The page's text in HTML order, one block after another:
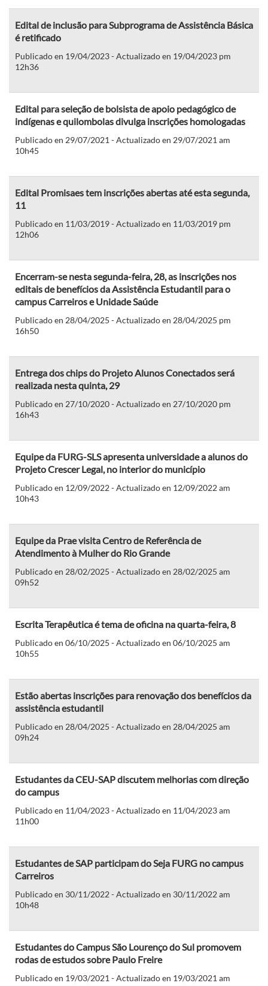
Edital de inclusão para Subprograma de Assistência Básica
é retificado
Publicado en 19/04/2023 - Actualizado en 19/04/2023 pm
12h36
Edital para seleção de bolsista de apoio pedagógico de
indígenas e quilombolas divulga inscrições homologadas
Publicado en 29/07/2021 - Actualizado en 29/07/2021 am
10h45
Edital Promisaes tem inscrições abertas até esta segunda,
11
Publicado en 11/03/2019 - Actualizado en 11/03/2019 pm
12h06
Encerram-se nesta segunda-feira, 28, as inscrições nos
editais de benefícios da Assistência Estudantil para o
campus Carreiros e Unidade Saúde
Publicado en 28/04/2025 - Actualizado en 28/04/2025 pm
16h50
Entrega dos chips do Projeto Alunos Conectados será
realizada nesta quinta, 29
Publicado en 27/10/2020 - Actualizado en 27/10/2020 pm
16h43
Equipe da FURG-SLS apresenta universidade a alunos do
Projeto Crescer Legal, no interior do município
Publicado en 12/09/2022 - Actualizado en 12/09/2022 am
10h43
Equipe da Prae visita Centro de Referência de
Atendimento à Mulher do Rio Grande
Publicado en 28/02/2025 - Actualizado en 28/02/2025 am
09h52
Escrita Terapêutica é tema de oficina na quarta-feira, 8
Publicado en 06/10/2025 - Actualizado en 06/10/2025 am
10h55
Estão abertas inscrições para renovação dos benefícios da
assistência estudantil
Publicado en 28/04/2025 - Actualizado en 28/04/2025 am
09h24
Estudantes da CEU-SAP discutem melhorias com direção
do campus
Publicado en 11/04/2023 - Actualizado en 11/04/2023 am
11h00
Estudantes de SAP participam do Seja FURG no campus
Carreiros
Publicado en 30/11/2022 - Actualizado en 30/11/2022 am
10h48
Estudantes do Campus São Lourenço do Sul promovem
rodas de estudos sobre Paulo Freire
Publicado en 19/03/2021 - Actualizado en 19/03/2021 am